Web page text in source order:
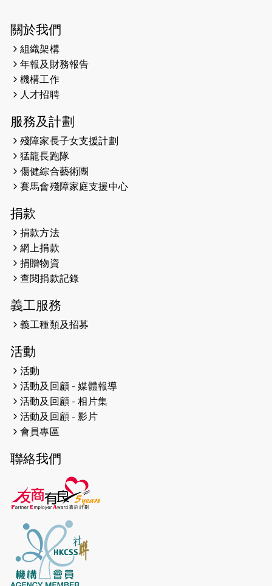
關於我們
組織架構
年報及財務報告
機構工作
人才招聘
服務及計劃
殘障家長子女支援計劃
猛龍長跑隊
傷健綜合藝術團
賽馬會殘障家庭支援中心
捐款
捐款方法
網上捐款
捐贈物資
查閱捐款記錄
義工服務
義工種類及招募
活動
活動
活動及回顧 - 媒體報導
活動及回顧 - 相片集
活動及回顧 - 影片
會員專區
聯絡我們